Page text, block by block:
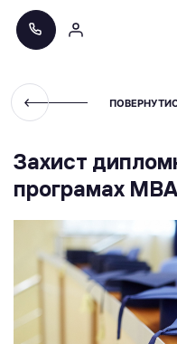
Захист
програмах MBA